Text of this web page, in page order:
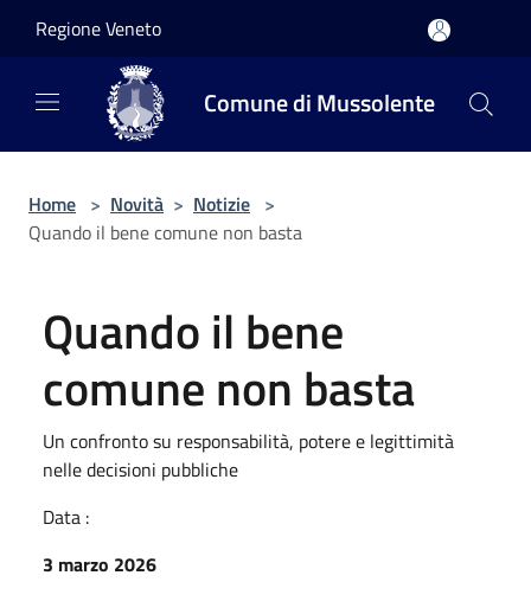
Regione Veneto
Comune di Mussolente
Home > Novità > Notizie >
Quando il bene comune non basta
Quando il bene
comune non basta
Un confronto su responsabilità, potere e legittimità
nelle decisioni pubbliche
Data :
3 marzo 2026